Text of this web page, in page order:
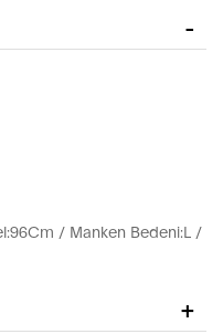
/ Manken Bedeni:L /